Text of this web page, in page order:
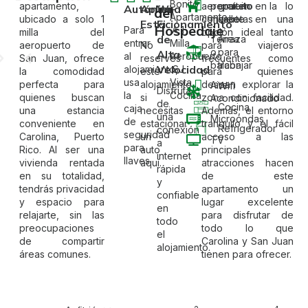
apartamento,
ubicado a solo 1
milla del
aeropuerto de
San Juan, ofrece
la comodidad
perfecta para
quienes buscan
una estancia
conveniente en
Carolina, Puerto
Rico. Al ser una
vivienda rentada
en su totalidad,
tendrás privacidad
y espacio para
relajarte, sin las
preocupaciones
de compartir
áreas comunes.
Autónoma
Para
entrar
al
alojamiento,
usa
la
caja
de
seguridad
para
llaves.
Aplica
Estacionamiento
No
reserves
este
alojamiento
si
necesitas
estacionar
un
auto
aquí.
Wi-
Fi
de
Alta
Velocidad
Disfruta
de
una
conexión
a
internet
rápida
y
confiable
en
todo
el
alojamiento.
del
Hospedaje
permiten
mascotas
Terraza
o
balcón
Aire
Acondicionado
Microondas
TV
gratuito en la
calle
Área
para
trabajar
Wifi
Cocina
Refrigerador
aeropuerto lo
convierte en una
opción ideal tanto
para viajeros
frecuentes como
para quienes
desean explorar la
zona con facilidad.
Además, el entorno
tranquilo y el fácil
acceso a las
principales
atracciones hacen
de este
apartamento un
lugar excelente
para disfrutar de
todo lo que
Carolina y San Juan
tienen para ofrecer.